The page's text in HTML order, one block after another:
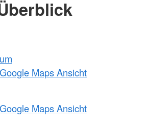
Maps Ansicht
Maps Ansicht